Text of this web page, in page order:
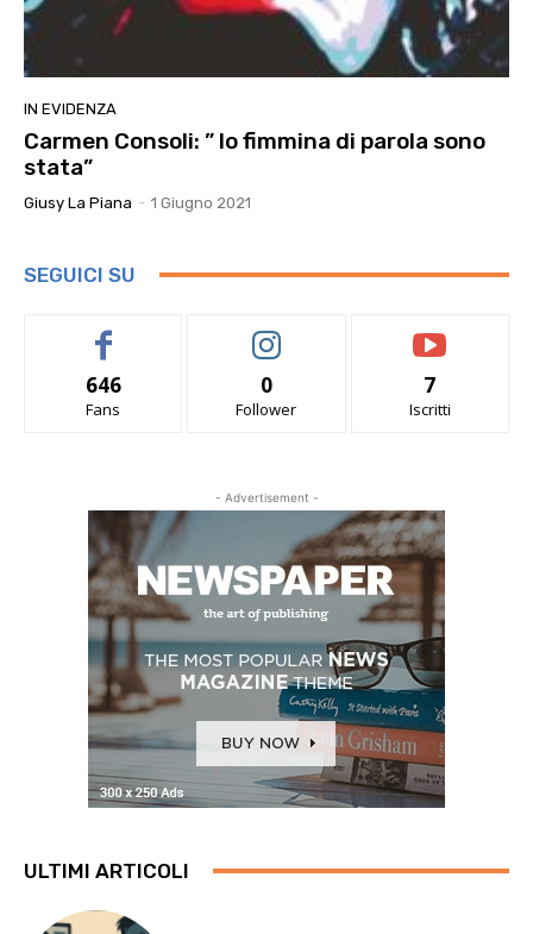
IN EVIDENZA
Carmen Consoli: ” Io fimmina di parola sono
stata”
Giusy La Piana - 1 Giugno 2021
SEGUICI SU
646
Fans
0
Follower
7
Iscritti
- Advertisement -
ULTIMI ARTICOLI